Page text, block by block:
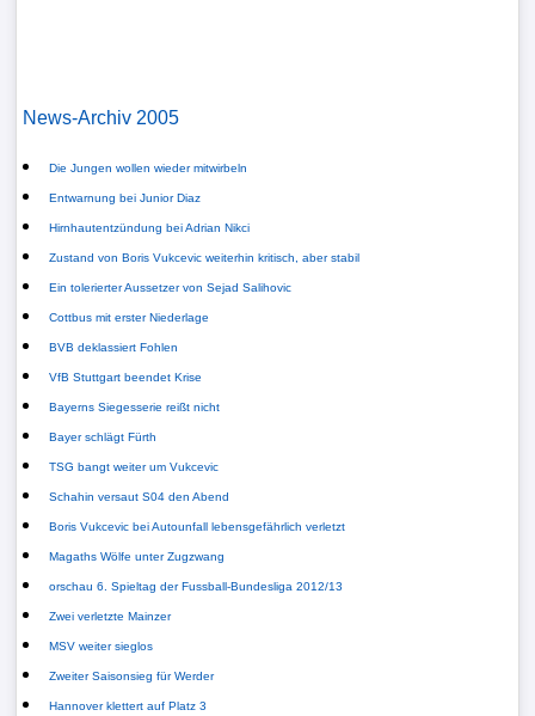
News-Archiv 2005
Die Jungen wollen wieder mitwirbeln
Entwarnung bei Junior Diaz
Hirnhautentzündung bei Adrian Nikci
Zustand von Boris Vukcevic weiterhin kritisch, aber stabil
Ein tolerierter Aussetzer von Sejad Salihovic
Cottbus mit erster Niederlage
BVB deklassiert Fohlen
VfB Stuttgart beendet Krise
Bayerns Siegesserie reißt nicht
Bayer schlägt Fürth
TSG bangt weiter um Vukcevic
Schahin versaut S04 den Abend
Boris Vukcevic bei Autounfall lebensgefährlich verletzt
Magaths Wölfe unter Zugzwang
orschau 6. Spieltag der Fussball-Bundesliga 2012/13
Zwei verletzte Mainzer
MSV weiter sieglos
Zweiter Saisonsieg für Werder
Hannover klettert auf Platz 3